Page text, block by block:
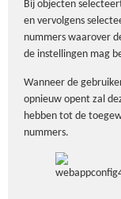
Bij objecten
en vervolgens
nummers waarover
de instellingen mag
Wanneer de
opnieuw opent zal
hebben tot de
nummers.